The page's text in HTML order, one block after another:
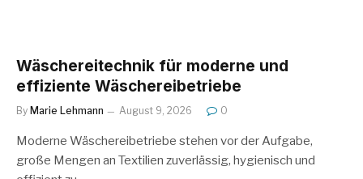
Wäschereitechnik für moderne und
effiziente Wäschereibetriebe
By Marie Lehmann August 9, 2026 0
Moderne Wäschereibetriebe stehen vor der Aufgabe,
große Mengen an Textilien zuverlässig, hygienisch und